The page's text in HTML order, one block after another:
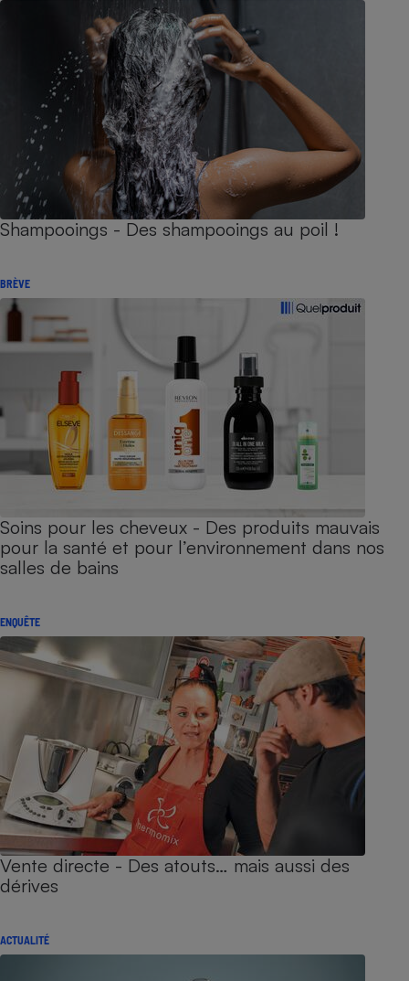
Shampooings - Des shampooings au poil !
BRÈVE
Soins pour les cheveux - Des produits mauvais
pour la santé et pour l’environnement dans nos
salles de bains
ENQUÊTE
Vente directe - Des atouts… mais aussi des
dérives
ACTUALITÉ